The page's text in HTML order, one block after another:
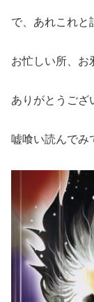
で、あれこれと
お忙しい所、お
ありがとうござ
嘘喰い読んでみ